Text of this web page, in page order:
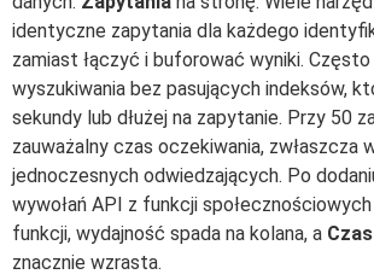
identyczne zapytania dla każdego
zamiast łączyć i buforować wyniki.
wyszukiwania bez pasujących indeksów,
sekundy lub dłużej na zapytanie. Przy 50
zauważalny czas oczekiwania, zwłaszcza
jednoczesnych odwiedzających. Po
wywołań API z funkcji
funkcji, wydajność spada na kolana, a
znacznie wzrasta.